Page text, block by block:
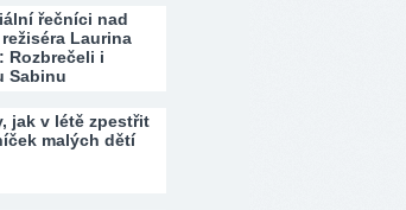
řečníci nad
Laurina
Rozbrečeli i
Sabinu
jak v létě zpestřit
malých dětí